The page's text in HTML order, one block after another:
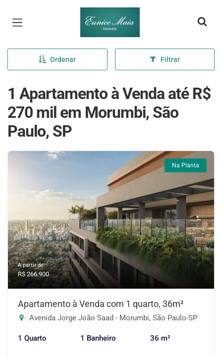
Página inicial
Ordenar Filtrar
1 Apartamento à Venda até R$
270 mil em Morumbi, São
Paulo, SP
Na Planta
A partir de:
R$ 266.900
Apartamento à Venda com 1 quarto, 36m²
Avenida Jorge João Saad - Morumbi, São Paulo-SP
1 Quarto 1 Banheiro 36 m²